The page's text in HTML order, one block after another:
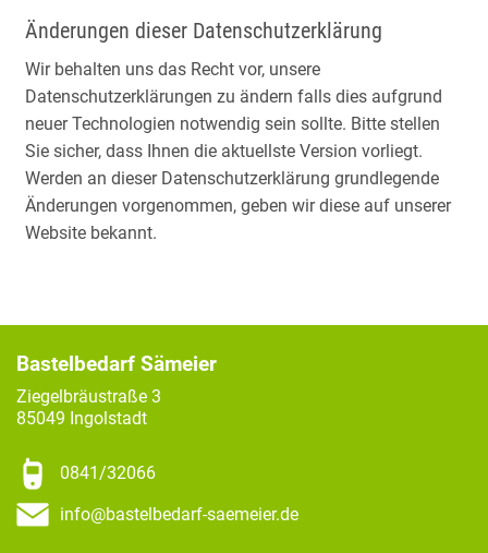
Änderungen dieser Datenschutzerklärung
Wir behalten uns das Recht vor, unsere
Datenschutzerklärungen zu ändern falls dies aufgrund
neuer Technologien notwendig sein sollte. Bitte stellen
Sie sicher, dass Ihnen die aktuellste Version vorliegt.
Werden an dieser Datenschutzerklärung grundlegende
Änderungen vorgenommen, geben wir diese auf unserer
Website bekannt.
Bastelbedarf Sämeier
Ziegelbräustraße 3
85049 Ingolstadt
0841/32066
info@bastelbedarf-saemeier.de